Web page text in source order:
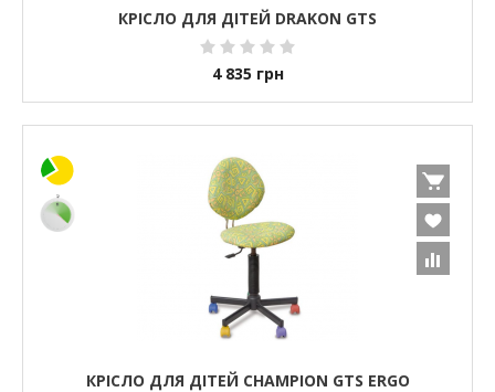
КРІСЛО ДЛЯ ДІТЕЙ DRAKON GTS
4 835 грн
КРІСЛО ДЛЯ ДІТЕЙ CHAMPION GTS ERGO